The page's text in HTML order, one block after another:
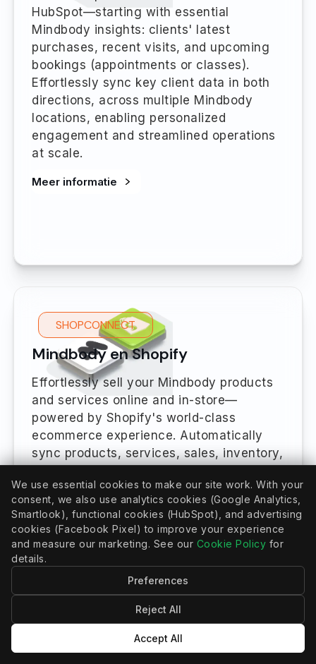
HubSpot—starting with essential
Mindbody insights: clients' latest
purchases, recent visits, and upcoming
bookings (appointments or classes).
Effortlessly sync key client data in both
directions, across multiple Mindbody
locations, enabling personalized
engagement and streamlined operations
at scale.
Meer informatie
SHOPCONNECT
Mindbody en Shopify
Effortlessly sell your Mindbody products
and services online and in-store—
powered by Shopify's world-class
ecommerce experience. Automatically
sync products, services, sales, inventory,
multiple locations. Streamline operations,
simplify payments, and elevate your
sales globally.
Meer informatie
We use essential cookies to make our site work. With your
consent, we also use analytics cookies (Google Analytics,
Smartlook), functional cookies (HubSpot), and advertising
cookies (Facebook Pixel) to improve your experience
and measure our marketing. See our Cookie Policy for
details.
Preferences
Reject All
Accept All